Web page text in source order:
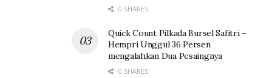
0 SHARES
Quick Count Pilkada Bursel Safitri –
Hempri Unggul 36 Persen
mengalahkan Dua Pesaingnya
0 SHARES